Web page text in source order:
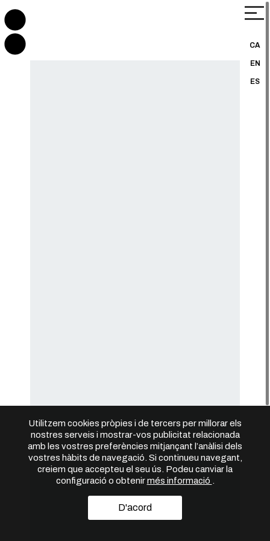
CA
EN
ES
Utilitzem cookies pròpies i de tercers per millorar els
nostres serveis i mostrar-vos publicitat relacionada
amb les vostres preferències mitjançant l’anàlisi dels
vostres hàbits de navegació. Si continueu navegant,
creiem que accepteu el seu ús. Podeu canviar la
configuració o obtenirmés informació
D'acord